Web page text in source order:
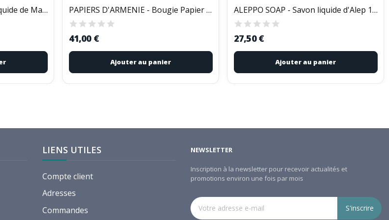
MARIUS FABRE - Savon Liquide de Marseille Miel... PAPIERS D'ARMENIE - Bougie Papier d'Arménie la...
41,00 €
Ajouter au panier
ALEPPO SOAP - Savon liquide d'Alep 12% laurier 1 l
27,50 €
Ajouter au panier
LIENS UTILES
Compte client
Adresses
Commandes
NEWSLETTER
Inscription à la newsletter pour recevoir actualités et
promotions environ une fois par mois
S'inscrire